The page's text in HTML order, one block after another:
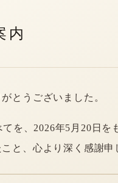
内
とうございました。
を、2026年5月20日を
と、心より深く感謝申